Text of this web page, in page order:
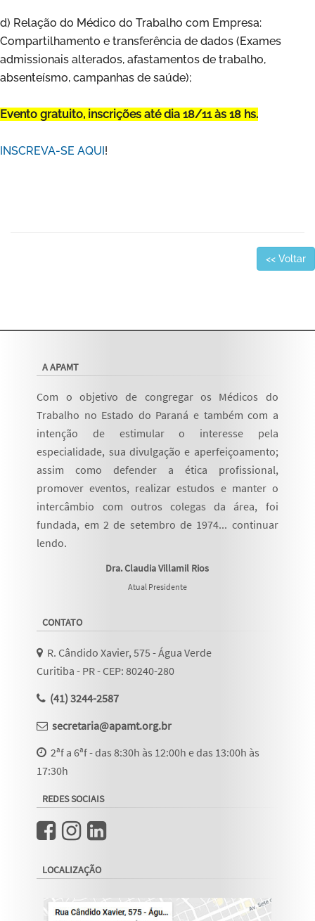
d) Relação do Médico do Trabalho com Empresa:
Compartilhamento e transferência de dados (Exames
admissionais alterados, afastamentos de trabalho,
absenteísmo, campanhas de saúde);
Evento gratuito, inscrições até dia 18/11 às 18 hs.
INSCREVA-SE AQUI!
<< Voltar
A APAMT
Com o objetivo de congregar os Médicos do
Trabalho no Estado do Paraná e também com a
intenção de estimular o interesse pela
especialidade, sua divulgação e aperfeiçoamento;
assim como defender a ética profissional,
promover eventos, realizar estudos e manter o
intercâmbio com outros colegas da área, foi
fundada, em 2 de setembro de 1974... continuar
lendo.
Dra. Claudia Villamil Rios
Atual Presidente
CONTATO
R. Cândido Xavier, 575 - Água Verde
Curitiba - PR - CEP: 80240-280
(41) 3244-2587
secretaria@apamt.org.br
2ªf a 6ªf - das 8:30h às 12:00h e das 13:00h às
17:30h
REDES SOCIAIS
LOCALIZAÇÃO